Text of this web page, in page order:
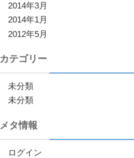
2014年3月
2014年1月
2012年5月
カテゴリー
未分類
未分類
メタ情報
ログイン